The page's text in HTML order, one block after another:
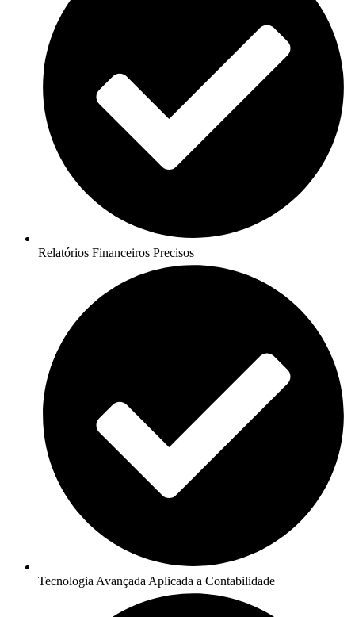
Relatórios Financeiros Precisos
Tecnologia Avançada Aplicada a Contabilidade